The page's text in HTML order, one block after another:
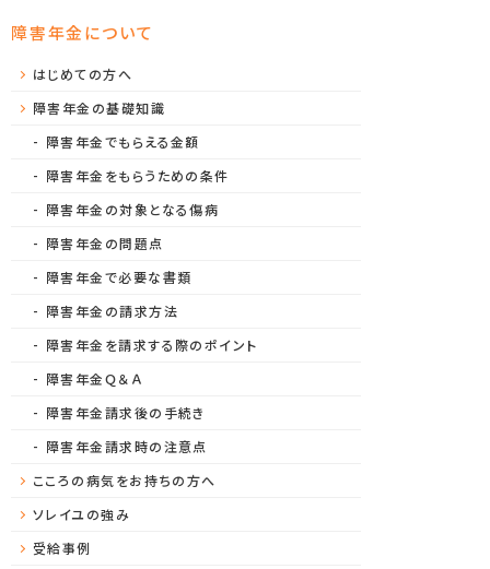
障害年金について
はじめての方へ
障害年金の基礎知識
障害年金でもらえる金額
障害年金をもらうための条件
障害年金の対象となる傷病
障害年金の問題点
障害年金で必要な書類
障害年金の請求方法
障害年金を請求する際のポイント
障害年金Ｑ＆Ａ
障害年金請求後の手続き
障害年金請求時の注意点
こころの病気をお持ちの方へ
ソレイユの強み
受給事例